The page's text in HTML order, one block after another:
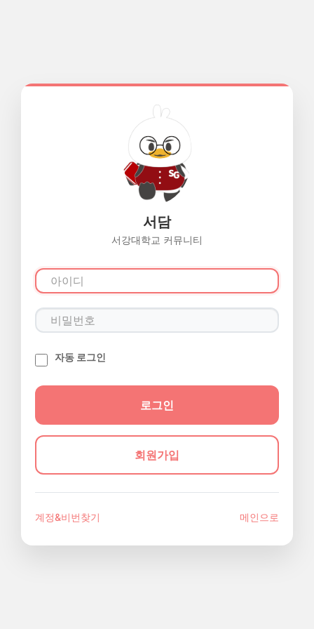
서담
서강대학교 커뮤니티
자동 로그인
회원가입
계정&비번찾기 메인으로